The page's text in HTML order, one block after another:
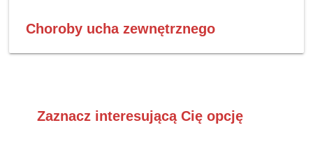
Choroby ucha zewnętrznego
Zaznacz interesującą Cię opcję